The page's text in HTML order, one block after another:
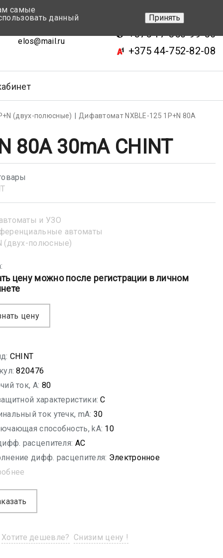
elos@mail.ru
+375 17-343-46-70
+375 17-350-99-56
+375 44-752-82-08
(двух-полюсные)
Дифавтомат NXBLE-125 1P+N 80А
80А 30mA CHINT
и УЗО
автоматы
(двух-полюсные)
цену можно после регистрации в личном
цену
CHINT
820476
ток, A: 80
характеристики: C
ток утечк, mA: 30
способность, kA: 10
расцепителя: AC
дифф. расцепителя: Электронное
Хотите дешевле? Снизим цену !
самые
данный
Принять